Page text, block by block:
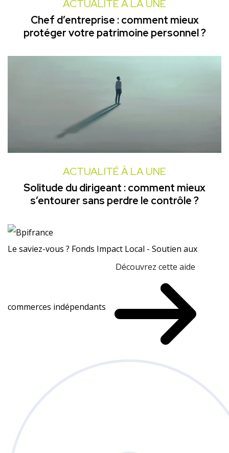
ACTUALITÉ À LA UNE
Chef d’entreprise : comment mieux
protéger votre patrimoine personnel ?
ACTUALITÉ À LA UNE
Solitude du dirigeant : comment mieux
s’entourer sans perdre le contrôle ?
Le saviez-vous ? Fonds Impact Local - Soutien aux
commerces indépendants
Découvrez cette aide